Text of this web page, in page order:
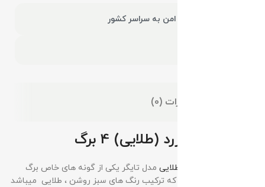
ارسال سریع و امن به سراسر کشور
نظرات (0)
مانسترا ابلق زرد (طلایی) 4 برگ
برگ انجیری ابلق طلایی مدل تایگر یکی از گونه های خاص برگ
انجیری (زرد) میباشد ، که ترکیب رنگ های سبز روشن ، طلایی میباشد